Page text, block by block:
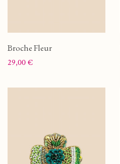
Broche Fleur
Prix
29,00 €